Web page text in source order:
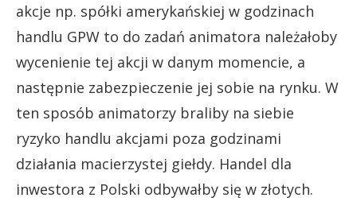
akcje np. spółki amerykańskiej w godzinach
handlu GPW to do zadań animatora należałoby
wycenienie tej akcji w danym momencie, a
następnie zabezpieczenie jej sobie na rynku. W
ten sposób animatorzy braliby na siebie
ryzyko handlu akcjami poza godzinami
działania macierzystej giełdy. Handel dla
inwestora z Polski odbywałby się w złotych.